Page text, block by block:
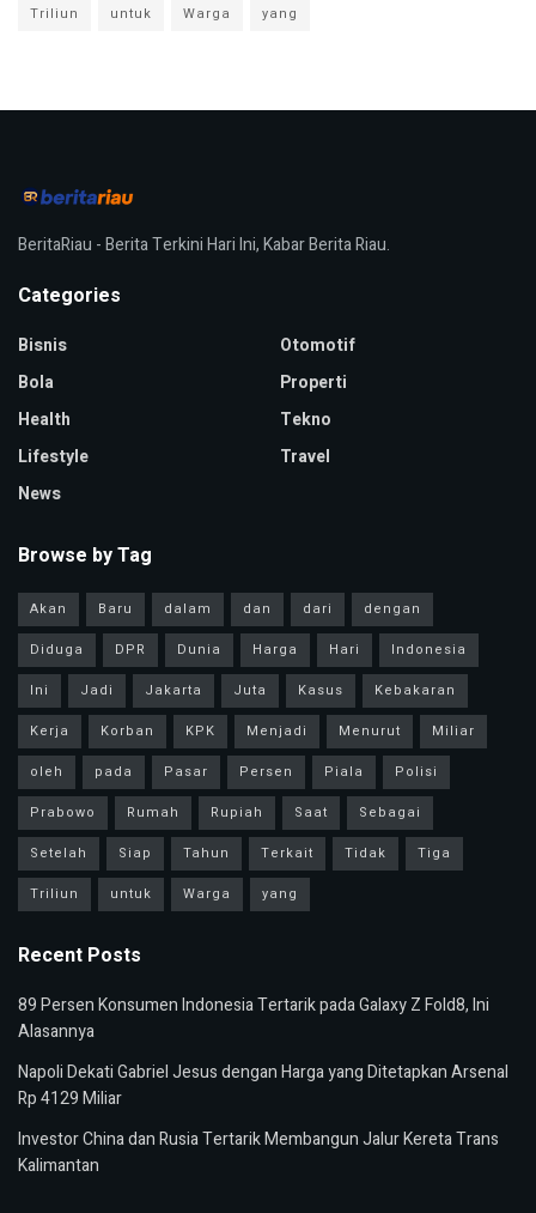
Triliun
untuk Warga yang
BeritaRiau - Berita Terkini Hari Ini, Kabar Berita Riau.
Categories
Bisnis
Bola
Health
Lifestyle
News
Otomotif
Properti
Tekno
Travel
Browse by Tag
Akan Baru dalam dan dari
dengan
Diduga
DPR Dunia Harga Hari
Indonesia
Ini
Jadi Jakarta Juta Kasus
Kebakaran
Kerja
Korban KPK Menjadi Menurut
Miliar
oleh
pada Pasar Persen Piala
Polisi
Prabowo
Rumah Rupiah Saat
Sebagai
Setelah
Siap Tahun Terkait Tidak
Tiga
Triliun
untuk Warga yang
Recent Posts
89 Persen Konsumen Indonesia Tertarik pada Galaxy Z Fold8, Ini
Alasannya
Napoli Dekati Gabriel Jesus dengan Harga yang Ditetapkan Arsenal
Rp 4129 Miliar
Investor China dan Rusia Tertarik Membangun Jalur Kereta Trans
Kalimantan